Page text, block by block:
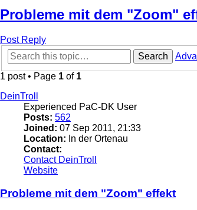
Probleme mit dem "Zoom"
Post Reply
Search
1 post • Page 1 of 1
DeinTroll
Experienced PaC-DK User
Posts: 562
Joined: 07 Sep 2011, 21:33
Location: In der Ortenau
Contact:
Contact DeinTroll
Website
Probleme mit dem "Zoom" effekt